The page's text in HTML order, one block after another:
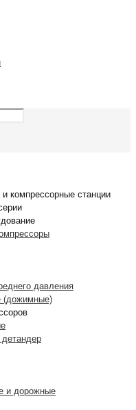
компрессорные станции
давления
и дорожные